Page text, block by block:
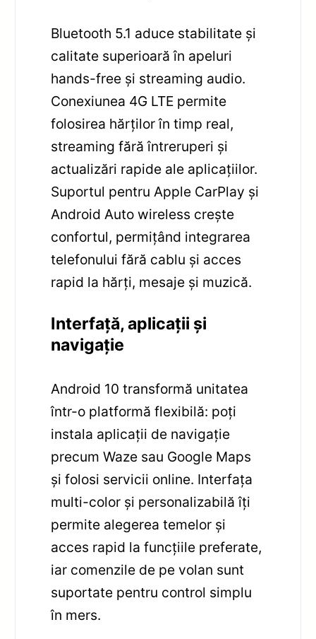
Bluetooth 5.1 aduce stabilitate și
calitate superioară în apeluri
hands-free și streaming audio.
Conexiunea 4G LTE permite
folosirea hărților în timp real,
streaming fără întreruperi și
actualizări rapide ale aplicațiilor.
Suportul pentru Apple CarPlay și
Android Auto wireless crește
confortul, permițând integrarea
telefonului fără cablu și acces
rapid la hărți, mesaje și muzică.
Interfață, aplicații și
navigație
Android 10 transformă unitatea
într-o platformă flexibilă: poți
instala aplicații de navigație
precum Waze sau Google Maps
și folosi servicii online. Interfața
multi-color și personalizabilă îți
permite alegerea temelor și
acces rapid la funcțiile preferate,
iar comenzile de pe volan sunt
suportate pentru control simplu
în mers.